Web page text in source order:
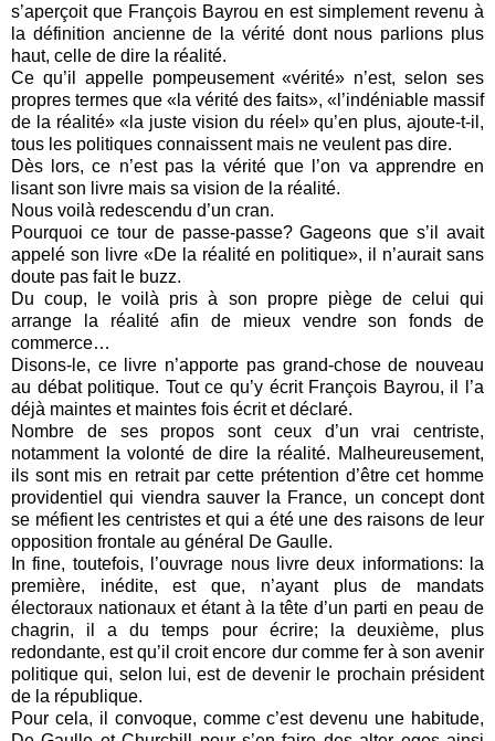
s’aperçoit que François Bayrou en est simplement revenu à
la définition ancienne de la vérité dont nous parlions plus
haut, celle de dire la réalité.
Ce qu’il appelle pompeusement «vérité» n’est, selon ses
propres termes que «la vérité des faits», «l’indéniable massif
de la réalité» «la juste vision du réel» qu’en plus, ajoute-t-il,
tous les politiques connaissent mais ne veulent pas dire.
Dès lors, ce n’est pas la vérité que l’on va apprendre en
lisant son livre mais sa vision de la réalité.
Nous voilà redescendu d’un cran.
Pourquoi ce tour de passe-passe? Gageons que s’il avait
appelé son livre «De la réalité en politique», il n’aurait sans
doute pas fait le buzz.
Du coup, le voilà pris à son propre piège de celui qui
arrange la réalité afin de mieux vendre son fonds de
commerce…
Disons-le, ce livre n’apporte pas grand-chose de nouveau
au débat politique. Tout ce qu’y écrit François Bayrou, il l’a
déjà maintes et maintes fois écrit et déclaré.
Nombre de ses propos sont ceux d’un vrai centriste,
notamment la volonté de dire la réalité. Malheureusement,
ils sont mis en retrait par cette prétention d’être cet homme
providentiel qui viendra sauver la France, un concept dont
se méfient les centristes et qui a été une des raisons de leur
opposition frontale au général De Gaulle.
In fine, toutefois, l’ouvrage nous livre deux informations: la
première, inédite, est que, n’ayant plus de mandats
électoraux nationaux et étant à la tête d’un parti en peau de
chagrin, il a du temps pour écrire; la deuxième, plus
redondante, est qu’il croit encore dur comme fer à son avenir
politique qui, selon lui, est de devenir le prochain président
de la république.
Pour cela, il convoque, comme c’est devenu une habitude,